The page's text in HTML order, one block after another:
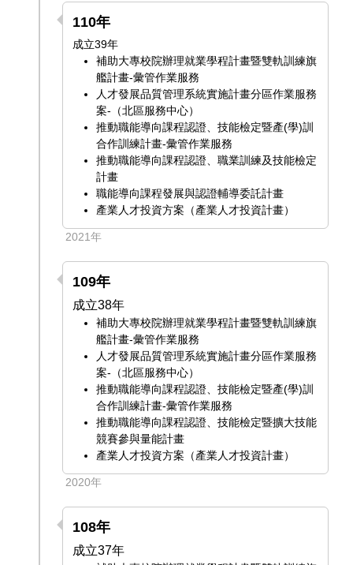
110年
成立39年
補助大專校院辦理就業學程計畫暨雙軌訓練旗
艦計畫-彙管作業服務
人才發展品質管理系統實施計畫分區作業服務
案-（北區服務中心）
推動職能導向課程認證、技能檢定暨產(學)訓
合作訓練計畫-彙管作業服務
推動職能導向課程認證、職業訓練及技能檢定
計畫
職能導向課程發展與認證輔導委託計畫
產業人才投資方案（產業人才投資計畫）
2021年
109年
成立38年
補助大專校院辦理就業學程計畫暨雙軌訓練旗
艦計畫-彙管作業服務
人才發展品質管理系統實施計畫分區作業服務
案-（北區服務中心）
推動職能導向課程認證、技能檢定暨產(學)訓
合作訓練計畫-彙管作業服務
推動職能導向課程認證、技能檢定暨擴大技能
競賽參與量能計畫
產業人才投資方案（產業人才投資計畫）
2020年
108年
成立37年